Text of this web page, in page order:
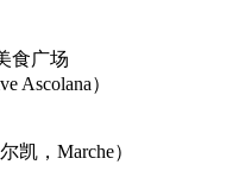
食广场
Ascolana）
凯，Marche）